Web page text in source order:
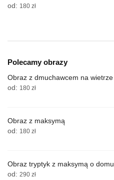
od: 180 zł
Polecamy obrazy
Obraz z dmuchawcem na wietrze
od: 180 zł
Obraz z maksymą
od: 180 zł
Obraz tryptyk z maksymą o domu
od: 290 zł